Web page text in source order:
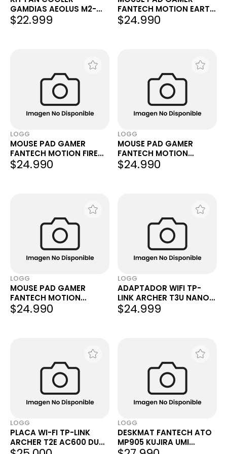
GAMDIAS AEOLUS M2-
1203 LITE 3X120MM
1200RPM ARGB 3PIN
$22.999
FANTECH MOTION EARTH
(TSUCHI) MMT451
450X400X5MM NEGRO
$24.990
LOGG
MOUSE PAD GAMER
FANTECH MOTION FIRE
(HI) MMT453
450X400X5MM NEGRO
$24.990
LOGG
MOUSE PAD GAMER
FANTECH MOTION
WATER (MIZU) MMT452
450X400X5MM NEGRO
$24.990
LOGG
MOUSE PAD GAMER
FANTECH MOTION
LIGHTNING (KAMINARI)
MMT455 450X400X5MM
$24.990
LOGG
ADAPTADOR WIFI TP-
LINK ARCHER T3U NANO
USB AC1300 DUAL BAND
5GHZ
$24.999
LOGG
PLACA WI-FI TP-LINK
ARCHER T2E AC600 DUAL
BAND 5GHZ 2.4GHZ PCI-
LOGG
DESKMAT FANTECH ATO
MP905 KUJIRA UMI
900X400X4MM SPEED &